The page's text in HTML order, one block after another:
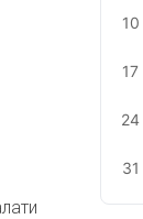
10
17
24
31